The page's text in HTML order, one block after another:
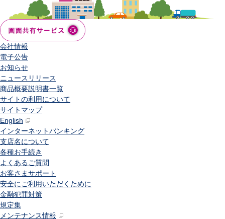
会社情報
電子公告
お知らせ
ニュースリリース
商品概要説明書一覧
サイトの利用について
サイトマップ
English
インターネットバンキング
支店名について
各種お手続き
よくあるご質問
お客さまサポート
安全にご利用いただくために
金融犯罪対策
規定集
メンテナンス情報